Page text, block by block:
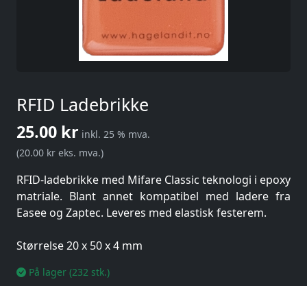
RFID Ladebrikke
25.00 kr inkl. 25 % mva.
(20.00 kr eks. mva.)
RFID-ladebrikke med Mifare Classic teknologi i epoxy
matriale. Blant annet kompatibel med ladere fra
Easee og Zaptec. Leveres med elastisk festerem.
Størrelse 20 x 50 x 4 mm
På lager (232 stk.)